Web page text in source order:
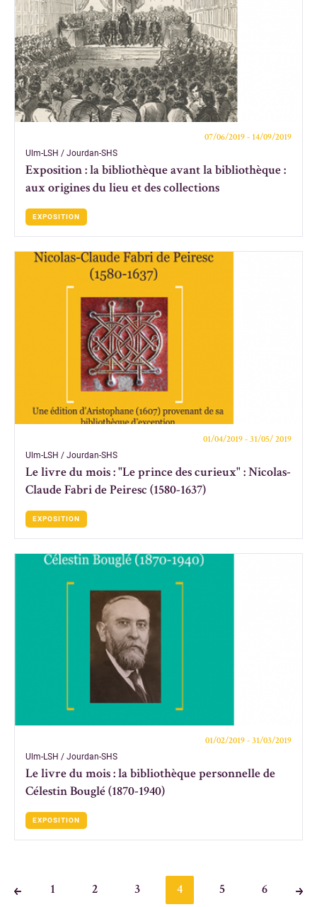
07/06/2019 - 14/09/2019
Ulm-LSH / Jourdan-SHS
Exposition : la bibliothèque avant la bibliothèque :
aux origines du lieu et des collections
EXPOSITION
01/04/2019 - 31/05/ 2019
Ulm-LSH / Jourdan-SHS
Le livre du mois : "Le prince des curieux" : Nicolas-
Claude Fabri de Peiresc (1580-1637)
EXPOSITION
01/02/2019 - 31/03/2019
Ulm-LSH / Jourdan-SHS
Le livre du mois : la bibliothèque personnelle de
Célestin Bouglé (1870-1940)
EXPOSITION
1 2 3 4 5 6